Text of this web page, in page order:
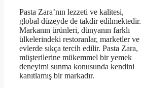
Pasta Zara’nın lezzeti ve kalitesi,
global düzeyde de takdir edilmektedir.
Markanın ürünleri, dünyanın farklı
ülkelerindeki restoranlar, marketler ve
evlerde sıkça tercih edilir. Pasta Zara,
müşterilerine mükemmel bir yemek
deneyimi sunma konusunda kendini
kanıtlamış bir markadır.